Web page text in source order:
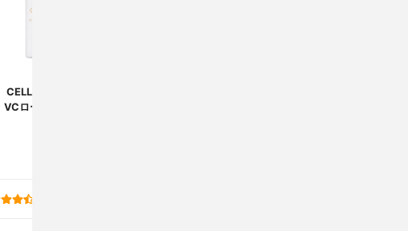
CELLA(セラ)
VCローション